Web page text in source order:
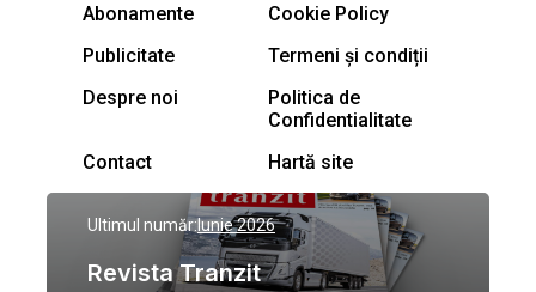
Abonamente
Cookie Policy
Publicitate
Termeni și condiții
Despre noi
Politica de
Confidentialitate
Contact
Hartă site
Ultimul număr:Iunie 2026
Revista Tranzit